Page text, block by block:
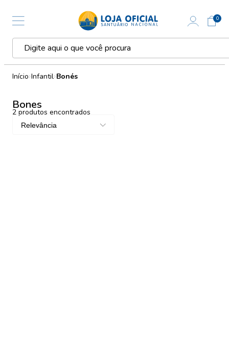
0
Início Infantil Bonés
Bones
2 produtos encontrados
Relevância